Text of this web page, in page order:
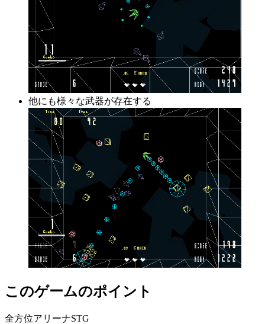
他にも様々な武器が存在する
このゲームのポイント
全方位アリーナSTG